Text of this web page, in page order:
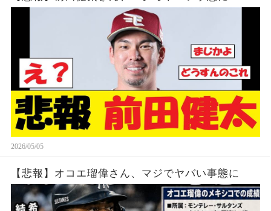
2026/05/05
【悲報】オコエ瑠偉さん、マジでヤバい事態に